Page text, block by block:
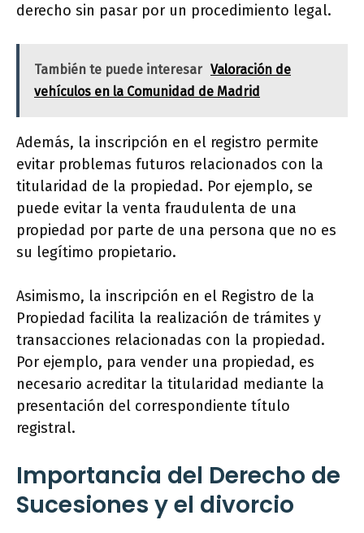
derecho sin pasar por un procedimiento legal.
También te puede interesar Valoración de
vehículos en la Comunidad de Madrid
Además, la inscripción en el registro permite
evitar problemas futuros relacionados con la
titularidad de la propiedad. Por ejemplo, se
puede evitar la venta fraudulenta de una
propiedad por parte de una persona que no es
su legítimo propietario.
Asimismo, la inscripción en el Registro de la
Propiedad facilita la realización de trámites y
transacciones relacionadas con la propiedad.
Por ejemplo, para vender una propiedad, es
necesario acreditar la titularidad mediante la
presentación del correspondiente título
registral.
Importancia del Derecho de
Sucesiones y el divorcio